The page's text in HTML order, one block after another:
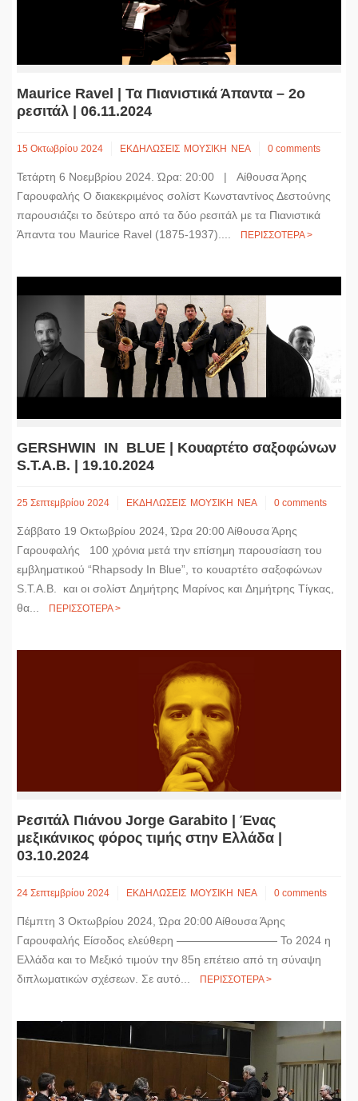
Maurice Ravel | Τα Πιανιστικά Άπαντα – 2ο
ρεσιτάλ | 06.11.2024
15 Οκτωβρίου 2024 ΕΚΔΗΛΩΣΕΙΣ ΜΟΥΣΙΚΗ ΝΕΑ 0 comments
Τετάρτη 6 Νοεμβρίου 2024. Ώρα: 20:00 | Αίθουσα Άρης
Γαρουφαλής Ο διακεκριμένος σολίστ Κωνσταντίνος Δεστούνης
παρουσιάζει το δεύτερο από τα δύο ρεσιτάλ με τα Πιανιστικά
Άπαντα του Maurice Ravel (1875-1937)....
ΠΕΡΙΣΣΟΤΕΡΑ >
GERSHWIN IN BLUE | Κουαρτέτο σαξοφώνων
S.T.A.B. | 19.10.2024
25 Σεπτεμβρίου 2024 ΕΚΔΗΛΩΣΕΙΣ ΜΟΥΣΙΚΗ ΝΕΑ 0 comments
Σάββατο 19 Οκτωβρίου 2024, Ώρα 20:00 Αίθουσα Άρης
Γαρουφαλής 100 χρόνια μετά την επίσημη παρουσίαση του
εμβληματικού “Rhapsody In Blue”, το κουαρτέτο σαξοφώνων
S.T.A.B. και οι σολίστ Δημήτρης Μαρίνος και Δημήτρης Τίγκας,
θα...
ΠΕΡΙΣΣΟΤΕΡΑ >
Ρεσιτάλ Πιάνου Jorge Garabito | Ένας
μεξικάνικος φόρος τιμής στην Ελλάδα |
03.10.2024
24 Σεπτεμβρίου 2024 ΕΚΔΗΛΩΣΕΙΣ ΜΟΥΣΙΚΗ ΝΕΑ 0 comments
Πέμπτη 3 Οκτωβρίου 2024, Ώρα 20:00 Αίθουσα Άρης
Γαρουφαλής Είσοδος ελεύθερη ————————— Το 2024 η
Ελλάδα και το Μεξικό τιμούν την 85η επέτειο από τη σύναψη
διπλωματικών σχέσεων. Σε αυτό...
ΠΕΡΙΣΣΟΤΕΡΑ >